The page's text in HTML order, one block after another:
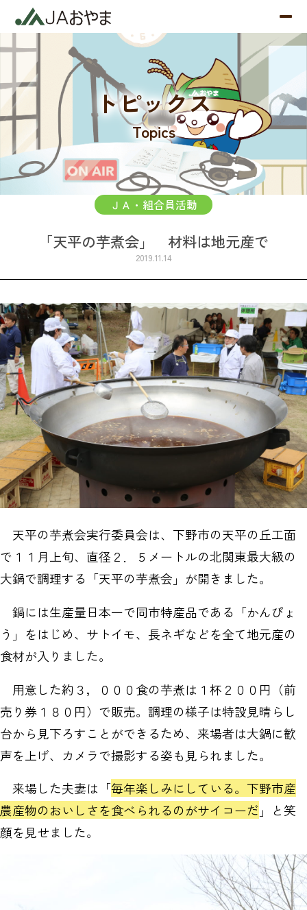
トピックス
Topics
ＪＡ・組合員活動
「天平の芋煮会」 材料は地元産で
2019.11.14
天平の芋煮会実行委員会は、下野市の天平の丘工面
で１１月上旬、直径２．５メートルの北関東最大級の
大鍋で調理する「天平の芋煮会」が開きました。
鍋には生産量日本一で同市特産品である「かんぴょ
う」をはじめ、サトイモ、長ネギなどを全て地元産の
食材が入りました。
用意した約３，０００食の芋煮は１杯２００円（前
売り券１８０円）で販売。調理の様子は特設見晴らし
台から見下ろすことができるため、来場者は大鍋に歓
声を上げ、カメラで撮影する姿も見られました。
来場した夫妻は「毎年楽しみにしている。下野市産
農産物のおいしさを食べられるのがサイコーだ 」と笑
顔を見せました。